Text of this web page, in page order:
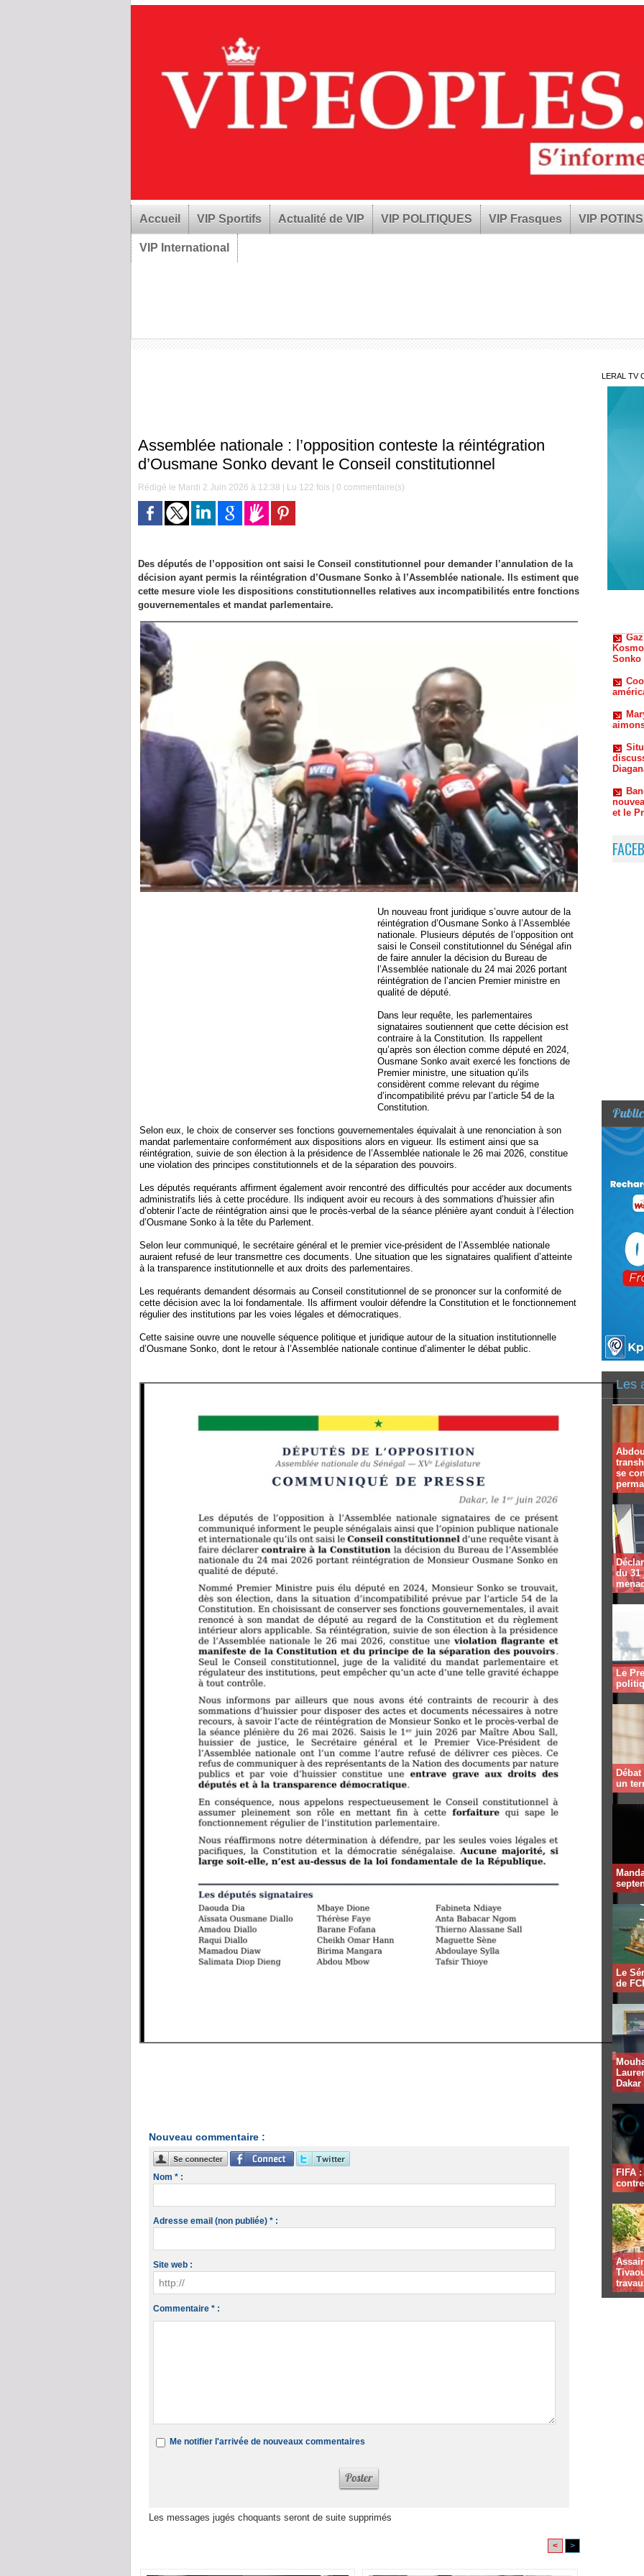
Accueil VIP Sportifs Actualité de VIP VIP POLITIQUES VIP Frasques VIP POTINS
VIP International
Assemblée nationale : l’opposition conteste la réintégration
d’Ousmane Sonko devant le Conseil constitutionnel
Rédigé le Mardi 2 Juin 2026 à 12:38 | Lu 122 fois | 0 commentaire(s)
Des députés de l’opposition ont saisi le Conseil constitutionnel pour demander l’annulation de la
décision ayant permis la réintégration d’Ousmane Sonko à l’Assemblée nationale. Ils estiment que
cette mesure viole les dispositions constitutionnelles relatives aux incompatibilités entre fonctions
gouvernementales et mandat parlementaire.
Un nouveau front juridique s’ouvre autour de la
réintégration d’Ousmane Sonko à l’Assemblée
nationale. Plusieurs députés de l’opposition ont
saisi le Conseil constitutionnel du Sénégal afin
de faire annuler la décision du Bureau de
l’Assemblée nationale du 24 mai 2026 portant
réintégration de l’ancien Premier ministre en
qualité de député.
Dans leur requête, les parlementaires
signataires soutiennent que cette décision est
contraire à la Constitution. Ils rappellent
qu’après son élection comme député en 2024,
Ousmane Sonko avait exercé les fonctions de
Premier ministre, une situation qu’ils
considèrent comme relevant du régime
d’incompatibilité prévu par l’article 54 de la
Constitution.
Selon eux, le choix de conserver ses fonctions gouvernementales équivalait à une renonciation à son
mandat parlementaire conformément aux dispositions alors en vigueur. Ils estiment ainsi que sa
réintégration, suivie de son élection à la présidence de l’Assemblée nationale le 26 mai 2026, constitue
une violation des principes constitutionnels et de la séparation des pouvoirs.
Les députés requérants affirment également avoir rencontré des difficultés pour accéder aux documents
administratifs liés à cette procédure. Ils indiquent avoir eu recours à des sommations d’huissier afin
d’obtenir l’acte de réintégration ainsi que le procès-verbal de la séance plénière ayant conduit à l’élection
d’Ousmane Sonko à la tête du Parlement.
Selon leur communiqué, le secrétaire général et le premier vice-président de l’Assemblée nationale
auraient refusé de leur transmettre ces documents. Une situation que les signataires qualifient d’atteinte
à la transparence institutionnelle et aux droits des parlementaires.
Les requérants demandent désormais au Conseil constitutionnel de se prononcer sur la conformité de
cette décision avec la loi fondamentale. Ils affirment vouloir défendre la Constitution et le fonctionnement
régulier des institutions par les voies légales et démocratiques.
Cette saisine ouvre une nouvelle séquence politique et juridique autour de la situation institutionnelle
d’Ousmane Sonko, dont le retour à l’Assemblée nationale continue d’alimenter le débat public.
Nouveau commentaire :
Nom * :
Adresse email (non publiée) * :
Site web :
Commentaire * :
Me notifier l'arrivée de nouveaux commentaires
Les messages jugés choquants seront de suite supprimés
< >
LERAL TV
et le
Les
se
du 31
Le
un
Le
de
Dakar
FIFA